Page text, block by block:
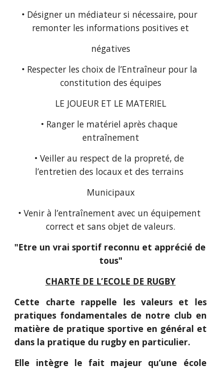
• Désigner un médiateur si nécessaire, pour
remonter les informations positives et
négatives
• Respecter les choix de l’Entraîneur pour la
constitution des équipes
LE JOUEUR ET LE MATERIEL
• Ranger le matériel après chaque
entraînement
• Veiller au respect de la propreté, de
l’entretien des locaux et des terrains
Municipaux
• Venir à l’entraînement avec un équipement
correct et sans objet de valeurs.
"Etre un vrai sportif reconnu et apprécié de
tous"
CHARTE DE L’ECOLE DE RUGBY
Cette charte rappelle les valeurs et les
pratiques fondamentales de notre club en
matière de pratique sportive en général et
dans la pratique du rugby en particulier.
Elle intègre le fait majeur qu’une école